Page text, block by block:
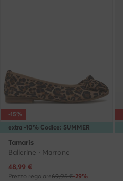
extra -10% Codice: SUMMER
-15%
Tamaris
Ballerine · Marrone
Prezzo attuale
48,99 €
Prezzo regolare69,95 €-29%